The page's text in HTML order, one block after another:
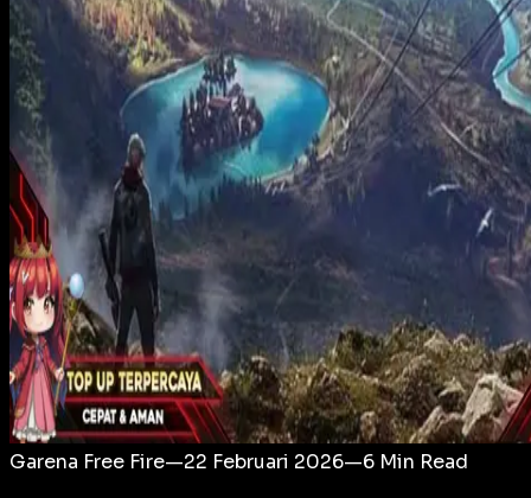
Login
Garena Free Fire—22 Februari 2026—6 Min Read